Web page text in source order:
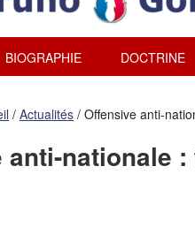
BIOGRAPHIE DOCTRINE
/ Actualités / Offensive anti-
anti-nationale